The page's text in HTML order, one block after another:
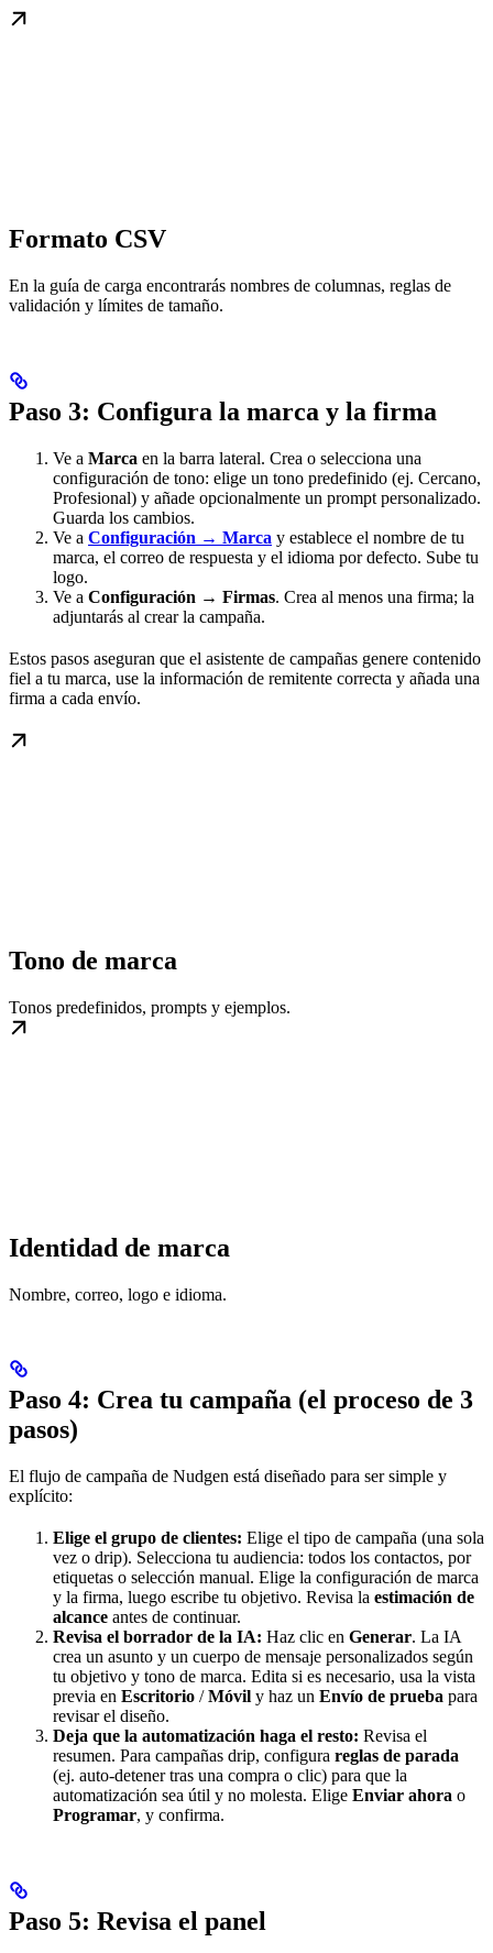
Formato CSV
En la guía de carga encontrarás nombres de columnas, reglas de
validación y límites de tamaño.
Paso 3: Configura la marca y la firma
Ve a Marca en la barra lateral. Crea o selecciona una
configuración de tono: elige un tono predefinido (ej. Cercano,
Profesional) y añade opcionalmente un prompt personalizado.
Guarda los cambios.
Ve a Configuración → Marca y establece el nombre de tu
marca, el correo de respuesta y el idioma por defecto. Sube tu
logo.
Ve a Configuración → Firmas. Crea al menos una firma; la
adjuntarás al crear la campaña.
Estos pasos aseguran que el asistente de campañas genere contenido
fiel a tu marca, use la información de remitente correcta y añada una
firma a cada envío.
Tono de marca
Tonos predefinidos, prompts y ejemplos.
Identidad de marca
Nombre, correo, logo e idioma.
Paso 4: Crea tu campaña (el proceso de 3
pasos)
El flujo de campaña de Nudgen está diseñado para ser simple y
explícito:
Elige el grupo de clientes: Elige el tipo de campaña (una sola
vez o drip). Selecciona tu audiencia: todos los contactos, por
etiquetas o selección manual. Elige la configuración de marca
y la firma, luego escribe tu objetivo. Revisa la estimación de
alcance antes de continuar.
Revisa el borrador de la IA: Haz clic en Generar. La IA
crea un asunto y un cuerpo de mensaje personalizados según
tu objetivo y tono de marca. Edita si es necesario, usa la vista
previa en Escritorio /Móvil y haz un Envío de prueba para
revisar el diseño.
Deja que la automatización haga el resto: Revisa el
resumen. Para campañas drip, configura reglas de parada
(ej. auto-detener tras una compra o clic) para que la
automatización sea útil y no molesta. Elige Enviar ahora o
Programar, y confirma.
Paso 5: Revisa el panel